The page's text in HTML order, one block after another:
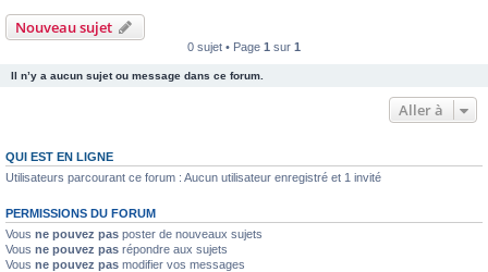
Nouveau sujet
0 sujet • Page 1 sur 1
Il n’y a aucun sujet ou message dans ce forum.
Aller à
QUI EST EN LIGNE
Utilisateurs parcourant ce forum : Aucun utilisateur enregistré et 1 invité
PERMISSIONS DU FORUM
Vous ne pouvez pas poster de nouveaux sujets
Vous ne pouvez pas répondre aux sujets
Vous ne pouvez pas modifier vos messages